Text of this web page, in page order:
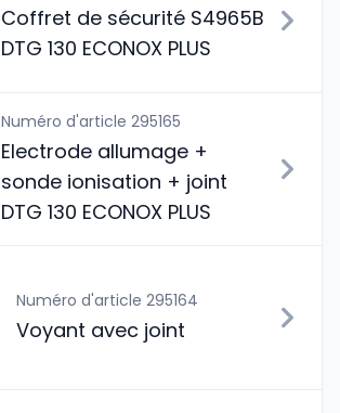
Coffret de sécurité S4965B
DTG 130 ECONOX PLUS
Numéro d'article 295165
Electrode allumage +
sonde ionisation + joint
DTG 130 ECONOX PLUS
Numéro d'article 295164
Voyant avec joint